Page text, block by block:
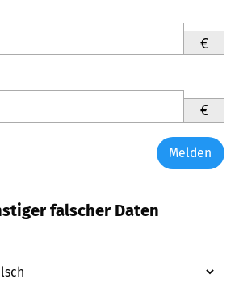
€
€
Melden
falscher Daten